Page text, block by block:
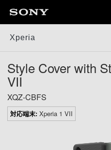
Xperia
Style Cover with
VII
XQZ-CBFS
対応端末: Xperia 1 VII